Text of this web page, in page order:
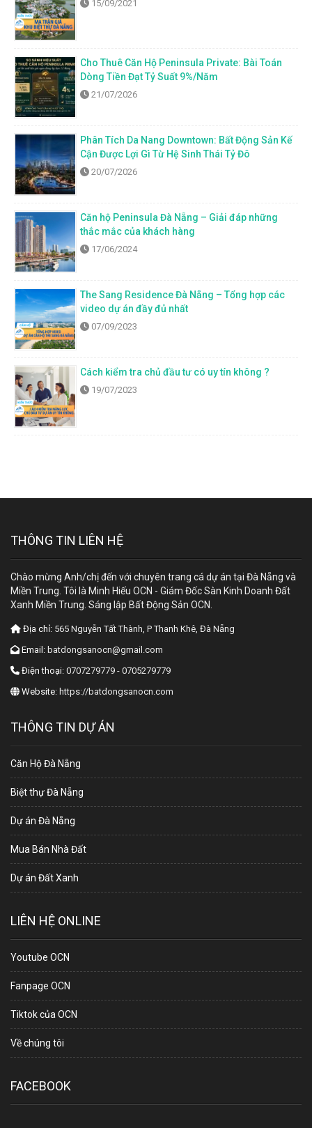
15/09/2021
Cho Thuê Căn Hộ Peninsula Private: Bài Toán
Dòng Tiền Đạt Tỷ Suất 9%/Năm
21/07/2026
Phân Tích Da Nang Downtown: Bất Động Sản Kế
Cận Được Lợi Gì Từ Hệ Sinh Thái Tỷ Đô
20/07/2026
Căn hộ Peninsula Đà Nẵng – Giải đáp những
thắc mắc của khách hàng
17/06/2024
The Sang Residence Đà Nẵng – Tổng hợp các
video dự án đầy đủ nhất
07/09/2023
Cách kiểm tra chủ đầu tư có uy tín không ?
19/07/2023
THÔNG TIN LIÊN HỆ
Chào mừng Anh/chị đến với chuyên trang cá dự án tại Đà Nẵng và
Miền Trung. Tôi là Minh Hiếu OCN - Giám Đốc Sàn Kinh Doanh Đất
Xanh Miền Trung. Sáng lập Bất Động Sản OCN.
Địa chỉ: 565 Nguyễn Tất Thành, P Thanh Khê, Đà Nẵng
Email: batdongsanocn@gmail.com
Điện thoại: 0707279779 - 0705279779
Website: https://batdongsanocn.com
THÔNG TIN DỰ ÁN
Căn Hộ Đà Nẵng
Biệt thự Đà Nẵng
Dự án Đà Nẵng
Mua Bán Nhà Đất
Dự án Đất Xanh
LIÊN HỆ ONLINE
Youtube OCN
Fanpage OCN
Tiktok của OCN
Về chúng tôi
FACEBOOK